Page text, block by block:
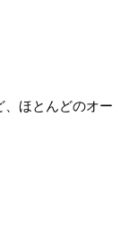
、ほとんどのオー